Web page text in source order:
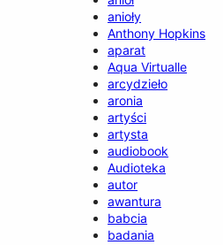
anioły
Anthony Hopkins
aparat
Aqua Virtualle
arcydzieło
aronia
artyści
artysta
audiobook
Audioteka
autor
awantura
babcia
badania